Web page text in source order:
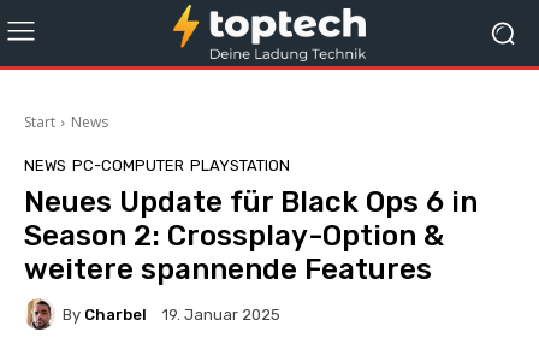
Start News
NEWS PC-COMPUTER PLAYSTATION
Neues Update für Black Ops 6 in
Season 2: Crossplay-Option &
weitere spannende Features
By Charbel 19. Januar 2025